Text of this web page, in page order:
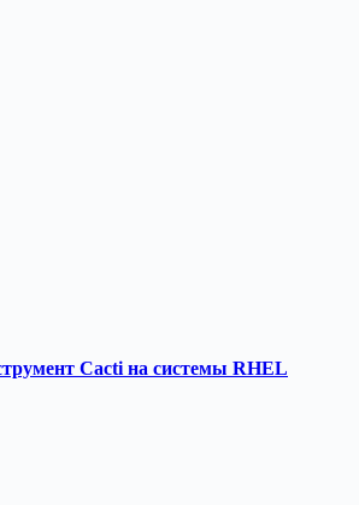
Cacti на системы RHEL